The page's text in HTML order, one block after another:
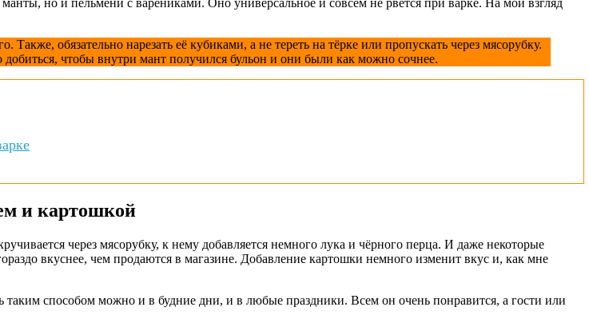
но и пельмени с варениками. Оно универсальное и совсем не рвётся при варке. На мой взгляд
обязательно нарезать её кубиками, а не тереть на тёрке или пропускать через мясорубку.
чтобы внутри мант получился бульон и они были как можно сочнее.
и картошкой
через мясорубку, к нему добавляется немного лука и чёрного перца. И даже некоторые
вкуснее, чем продаются в магазине. Добавление картошки немного изменит вкус и, как мне
способом можно и в будние дни, и в любые праздники. Всем он очень понравится, а гости или